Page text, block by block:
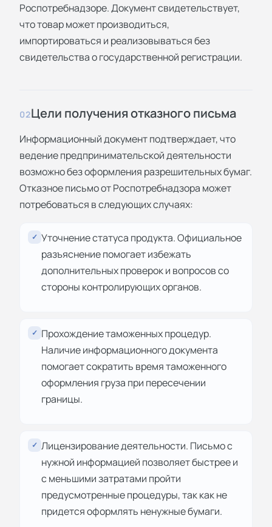
Роспотребнадзоре. Документ свидетельствует,
что товар может производиться,
импортироваться и реализовываться без
свидетельства о государственной регистрации.
02Цели получения отказного письма
Информационный документ подтверждает, что
ведение предпринимательской деятельности
возможно без оформления разрешительных бумаг.
Отказное письмо от Роспотребнадзора может
потребоваться в следующих случаях:
✓ Уточнение статуса продукта. Официальное
разъяснение помогает избежать
дополнительных проверок и вопросов со
стороны контролирующих органов.
✓ Прохождение таможенных процедур.
Наличие информационного документа
помогает сократить время таможенного
оформления груза при пересечении
границы.
✓ Лицензирование деятельности. Письмо с
нужной информацией позволяет быстрее и
с меньшими затратами пройти
предусмотренные процедуры, так как не
придется оформлять ненужные бумаги.